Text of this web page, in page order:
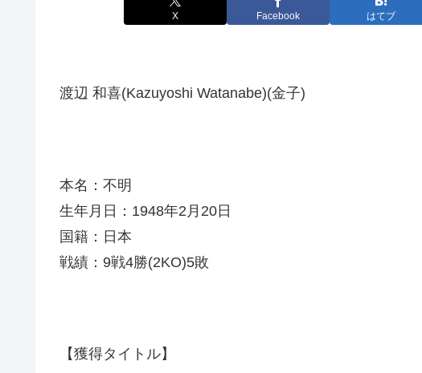
X Facebook はてブ
渡辺 和喜(Kazuyoshi Watanabe)(金子)
本名：不明
生年月日：1948年2月20日
国籍：日本
戦績：9戦4勝(2KO)5敗
【獲得タイトル】